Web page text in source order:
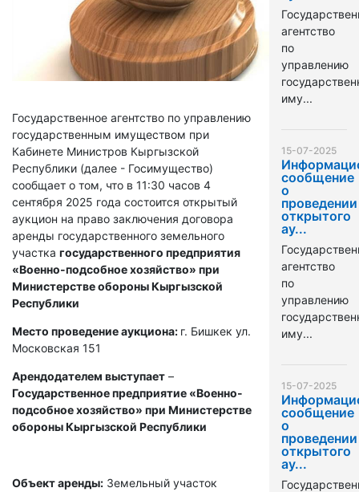
Государственное агентство по управлению
государственным имуществом при
Кабинете Министров Кыргызской
Республики (далее - Госимущество)
сообщает о том, что в 11:30 часов 4
сентября 2025 года состоится открытый
аукцион на право заключения договора
аренды государственного земельного
участка государственного предприятия
«Военно-подсобное хозяйство» при
Министерстве обороны Кыргызской
Республики
Место проведение аукциона: г. Бишкек ул.
Московская 151
Арендодателем выступает –
Государственное предприятие «Военно-
подсобное хозяйство» при Министерстве
обороны Кыргызской Республики
Объект аренды: Земельный участок
агентство
по
управлению
иму...
15-07-2025
сообщение
о
проведении
открытого
ау...
агентство
по
управлению
иму...
15-07-2025
сообщение
о
проведении
открытого
ау...